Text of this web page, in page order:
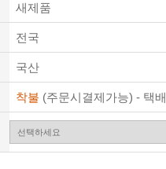
새제품
전국
국산
착불 (주문시결제가능) - 택배